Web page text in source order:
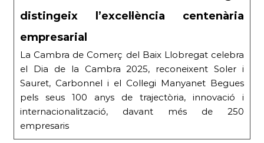
distingeix l’excel·lència centenària
empresarial
La Cambra de Comerç del Baix Llobregat celebra
el Dia de la Cambra 2025, reconeixent Soler i
Sauret, Carbonnel i el Col·legi Manyanet Begues
pels seus 100 anys de trajectòria, innovació i
internacionalització, davant més de 250
empresaris